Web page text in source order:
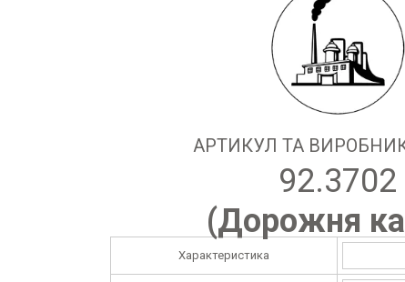
АРТИКУЛ ТА
92.3702
(Дорожня
Характеристика